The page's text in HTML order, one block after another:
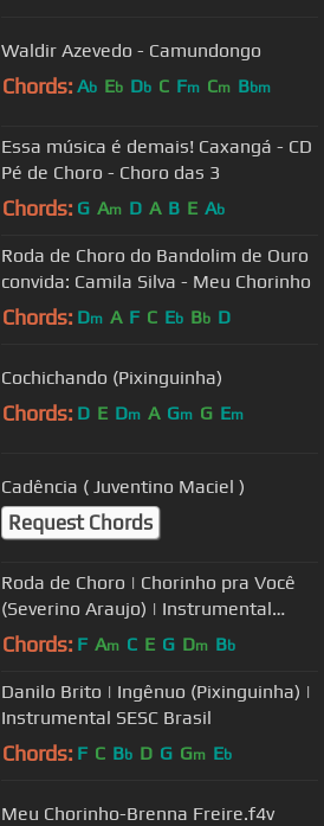
Waldir Azevedo - Camundongo
Chords: Ab Eb Db C Fm Cm Bbm
Essa música é demais! Caxangá - CD
Pé de Choro - Choro das 3
Chords: G Am D A B E Ab
Roda de Choro do Bandolim de Ouro
convida: Camila Silva - Meu Chorinho
Chords: Dm A F C Eb Bb D
Cochichando (Pixinguinha)
Chords: D E Dm A Gm G Em
Cadência ( Juventino Maciel )
Request Chords
Roda de Choro | Chorinho pra Você
(Severino Araujo) | Instrumental
SESC Brasil
Chords: F Am C E G Dm Bb
Danilo Brito | Ingênuo (Pixinguinha) |
Instrumental SESC Brasil
Chords: F C Bb D G Gm Eb
Meu Chorinho-Brenna Freire.f4v